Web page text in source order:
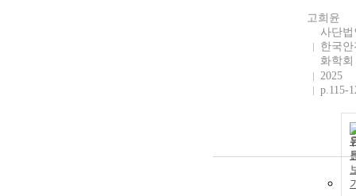
고희윤
사단법
한국
화학회
2025
p.115-